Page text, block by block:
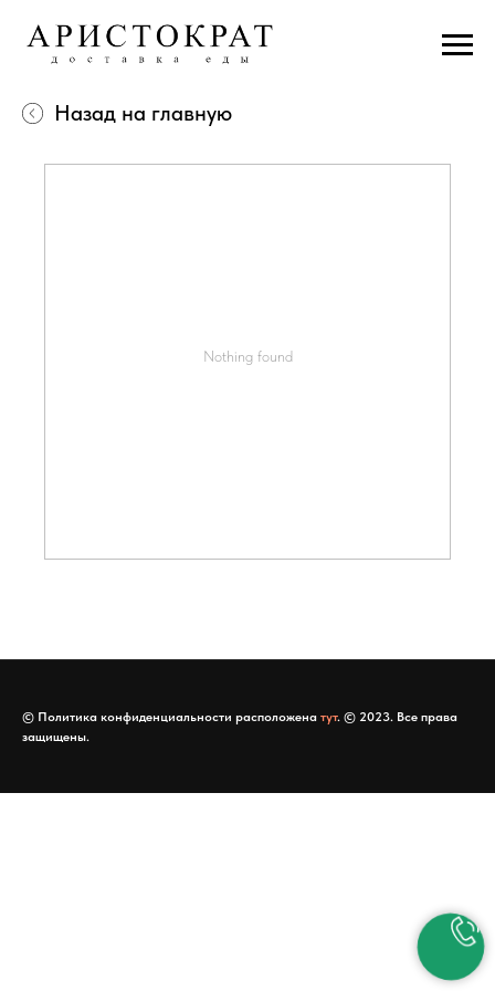
Назад на главную
Nothing found
© Политика конфиденциальности расположена тут. © 2023. Все права
защищены.